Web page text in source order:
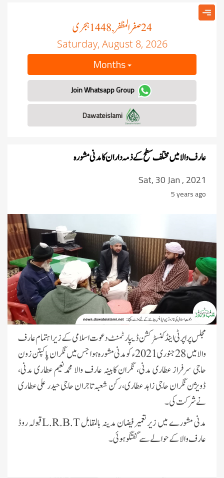
24صفر المظفر, 1448 ہجری
Saturday, August 8, 2026
Months
Join Whatsapp Group
عارف والامیں مختلف سطح کے ذمہ داران کا مدنی مشورہ
Sat, 30 Jan , 2021
5 years ago
مجلس پراپرٹی اینڈ کنسٹرکشن ڈیپارٹمنٹ دعوت اسلامی کے زیر اہتمام عارف
والا میں 28 جنوری 2021ء کو مدنی مشورہ ہوا جس میں نگران پاکپتن زون
حاجی سرفراز عطاری مدنی، نگران کابینہ عارف والا محمدنعیم عطاری مدنی،
ڈویژن نگران حاجی زاہد عطاری، رکن شعبہ تاجران حاجی حیدر علی عطاری
نے شرکت کی۔
مدنی مشورے میں زیر تعمیر فیضان مدینہ بالمقابلL.R.B.Tقبولہ روڈ
عارف والا کے حوالے سے گفتگو ہوئی۔